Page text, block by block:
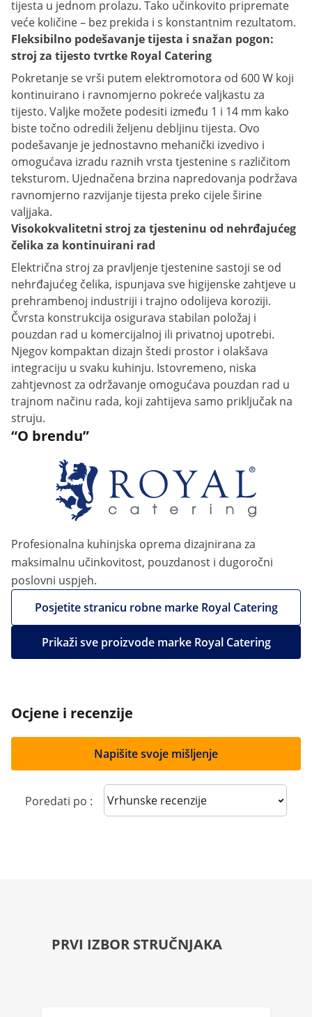
tijesta u jednom prolazu. Tako učinkovito pripremate
veće količine – bez prekida i s konstantnim rezultatom.
Fleksibilno podešavanje tijesta i snažan pogon:
stroj za tijesto tvrtke Royal Catering
Pokretanje se vrši putem elektromotora od 600 W koji
kontinuirano i ravnomjerno pokreće valjkastu za
tijesto. Valjke možete podesiti između 1 i 14 mm kako
biste točno odredili željenu debljinu tijesta. Ovo
podešavanje je jednostavno mehanički izvedivo i
omogućava izradu raznih vrsta tjestenine s različitom
teksturom. Ujednačena brzina napredovanja podržava
ravnomjerno razvijanje tijesta preko cijele širine
valjjaka.
Visokokvalitetni stroj za tjesteninu od nehrđajućeg
čelika za kontinuirani rad
Električna stroj za pravljenje tjestenine sastoji se od
nehrđajućeg čelika, ispunjava sve higijenske zahtjeve u
prehrambenoj industriji i trajno odolijeva koroziji.
Čvrsta konstrukcija osigurava stabilan položaj i
pouzdan rad u komercijalnoj ili privatnoj upotrebi.
Njegov kompaktan dizajn štedi prostor i olakšava
integraciju u svaku kuhinju. Istovremeno, niska
zahtjevnost za održavanje omogućava pouzdan rad u
trajnom načinu rada, koji zahtijeva samo priključak na
struju.
“O brendu”
Profesionalna kuhinjska oprema dizajnirana za
maksimalnu učinkovitost, pouzdanost i dugoročni
poslovni uspjeh.
Posjetite stranicu robne marke Royal Catering
Prikaži sve proizvode marke Royal Catering
Ocjene i recenzije
Napišite svoje mišljenje
Poredati po : Sort reviews
PRVI IZBOR STRUČNJAKA